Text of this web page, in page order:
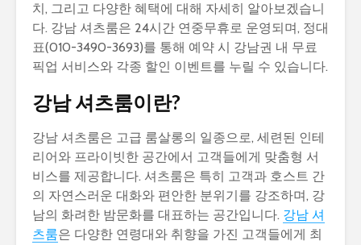
치, 그리고 다양한 혜택에 대해 자세히 알아보겠습니
다. 강남 셔츠룸은 24시간 연중무휴로 운영되며, 정대
표(010-3490-3693)를 통해 예약 시 강남권 내 무료
픽업 서비스와 각종 할인 이벤트를 누릴 수 있습니다.
강남 셔츠룸이란?
강남 셔츠룸은 고급 룸살롱의 일종으로, 세련된 인테
리어와 프라이빗한 공간에서 고객들에게 맞춤형 서
비스를 제공합니다. 셔츠룸은 특히 고객과 호스트 간
의 자연스러운 대화와 편안한 분위기를 강조하며, 강
남의 화려한 밤문화를 대표하는 공간입니다. 강남 셔
츠룸은 다양한 연령대와 취향을 가진 고객들에게 최